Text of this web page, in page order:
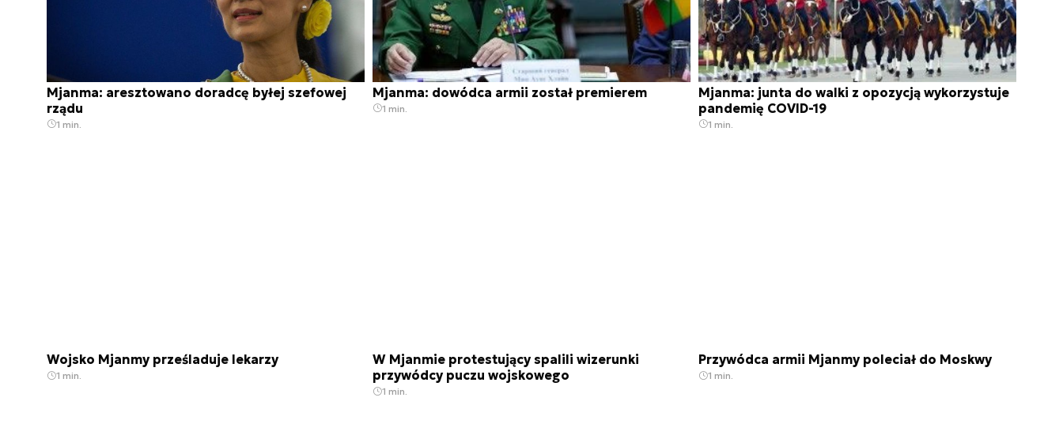
Mjanma: aresztowano doradcę byłej szefowej
rządu
1 min.
Mjanma: dowódca armii został premierem
1 min.
Mjanma: junta do walki z opozycją wykorzystuje
pandemię COVID-19
1 min.
Wojsko Mjanmy prześladuje lekarzy
1 min.
W Mjanmie protestujący spalili wizerunki
przywódcy puczu wojskowego
1 min.
Przywódca armii Mjanmy poleciał do Moskwy
1 min.